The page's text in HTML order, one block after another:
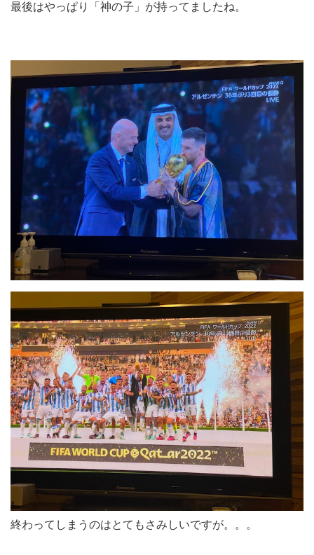
最後はやっぱり「神の子」が持ってましたね。
終わってしまうのはとてもさみしいですが。。。